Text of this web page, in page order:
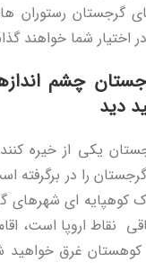
گرجستان رستوران
اختیار شما خواهند
چشم
دید
یکی از خیره
را در برگرفته
کوهپایه ای
باقی نقاط اروپا
غرق